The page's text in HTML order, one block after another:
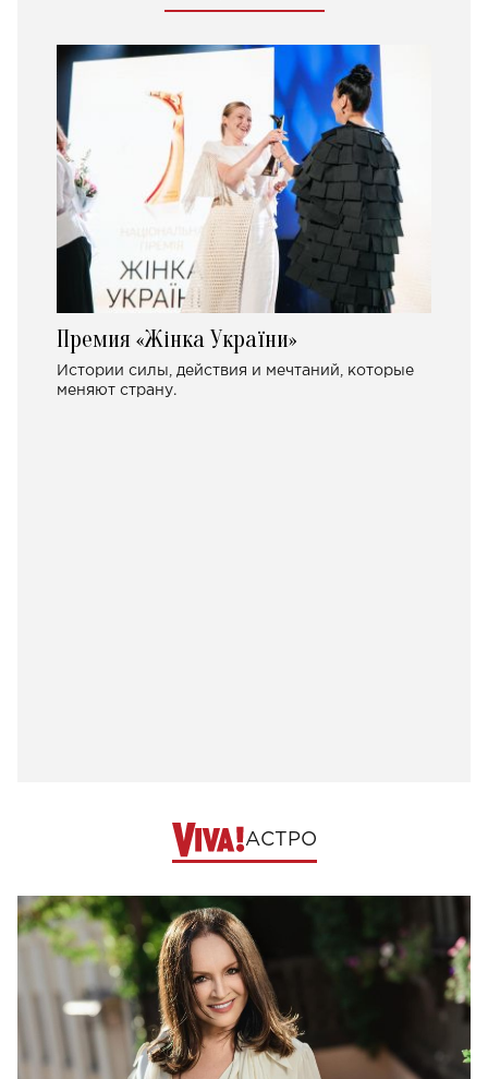
Премия «Жінка України»
Истории силы, действия и мечтаний, которые
меняют страну.
АСТРО